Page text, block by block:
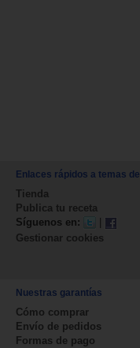
Enlaces rápidos a temas
Tienda
Publica tu receta
Síguenos en:
Gestionar cookies
Nuestras garantías
Cómo comprar
Envío de pedidos
Formas de pago